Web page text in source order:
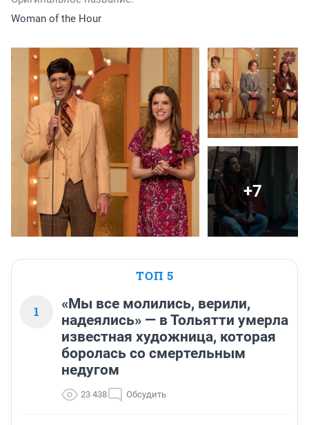
Woman of the Hour
+7
ТОП 5
1
«Мы все молились, верили,
надеялись» — в Тольятти умерла
известная художница, которая
боролась со смертельным
недугом
23 438 Обсудить